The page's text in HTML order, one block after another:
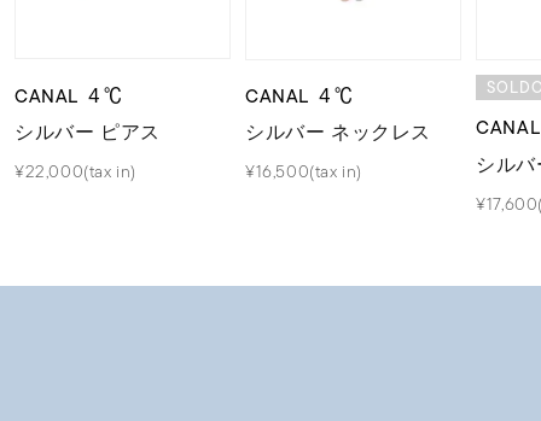
CANAL ４℃
シルバー ピアス
¥22,000(tax in)
CANAL ４℃
シルバー ネックレス
¥16,500(tax in)
シル